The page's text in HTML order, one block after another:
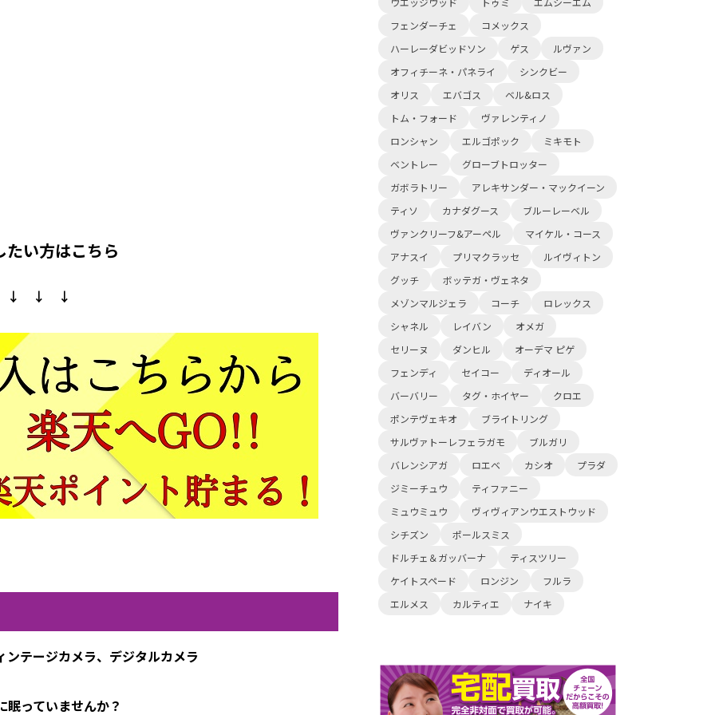
たい方はこちら
↓ ↓ ↓
ンテージカメラ、デジタルカメラ
眠っていませんか？
フェンダーチェ
コメックス
ハーレーダビッドソン
ゲス
ルヴァン
オフィチーネ・パネライ
シンクビー
オリス
エバゴス
ベル&ロス
トム・フォード
ヴァレンティノ
ロンシャン
エルゴポック
ミキモト
ベントレー
グローブトロッター
ガボラトリー
アレキサンダー・マックイーン
ティソ
カナダグース
ブルーレーベル
ヴァンクリーフ&アーペル
マイケル・コース
アナスイ
プリマクラッセ
ルイヴィトン
グッチ
ボッテガ・ヴェネタ
メゾンマルジェラ
コーチ
ロレックス
シャネル
レイバン
オメガ
セリーヌ
ダンヒル
オーデマ ピゲ
フェンディ
セイコー
ディオール
バーバリー
タグ・ホイヤー
クロエ
ポンテヴェキオ
ブライトリング
サルヴァトーレフェラガモ
ブルガリ
バレンシアガ
ロエベ カシオ
プラダ
ジミーチュウ
ティファニー
ミュウミュウ
ヴィヴィアンウエストウッド
シチズン
ポールスミス
ドルチェ＆ガッバーナ
ティスツリー
ケイトスペード
ロンジン
フルラ
エルメス
カルティエ ナイキ